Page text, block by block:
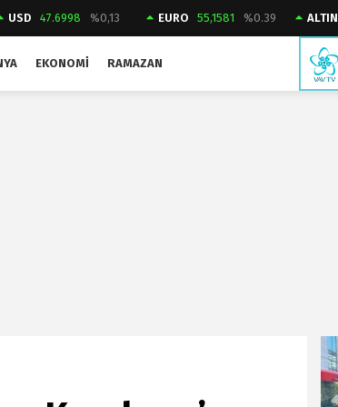
USD 47.6998 %0,13 EURO 55,1581 %0.39 ALTIN
EKONOMI RAMAZAN